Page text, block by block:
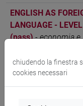
ENGLISH AS
LANGUAGE -
(pass)-economia e
chiudendo la finestra
cookies necessari